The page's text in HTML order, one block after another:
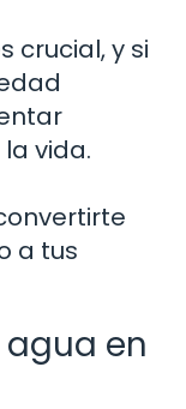
crucial, y si
vida.
a tus
en